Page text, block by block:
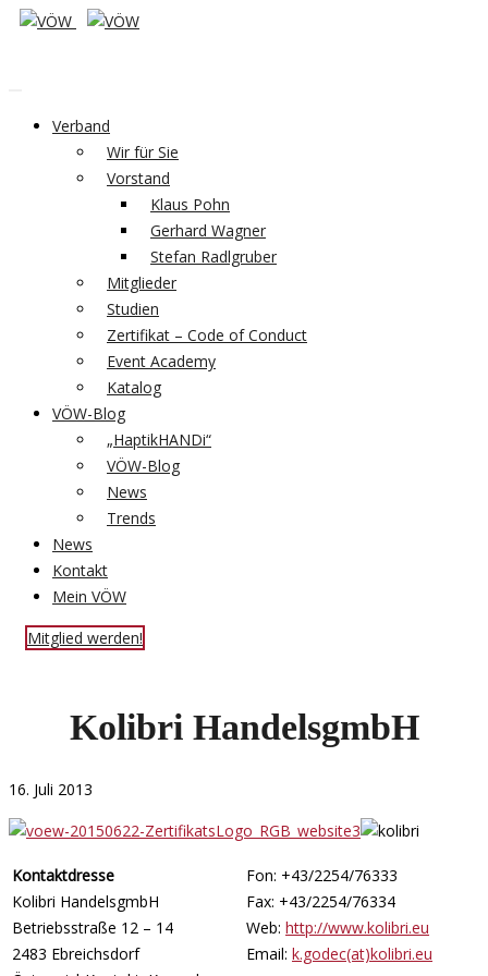
Verband
Wir für Sie
Vorstand
Klaus Pohn
Gerhard Wagner
Stefan Radlgruber
Mitglieder
Studien
Zertifikat – Code of Conduct
Event Academy
Katalog
VÖW-Blog
„HaptikHANDi“
VÖW-Blog
News
Trends
News
Kontakt
Mein VÖW
Mitglied werden!
Kolibri HandelsgmbH
16. Juli 2013
Kontaktdresse
Kolibri HandelsgmbH
Betriebsstraße 12 – 14
2483 Ebreichsdorf
Fon: +43/2254/76333
Fax: +43/2254/76334
Web: http://www.kolibri.eu
Email: k.godec(at)kolibri.eu